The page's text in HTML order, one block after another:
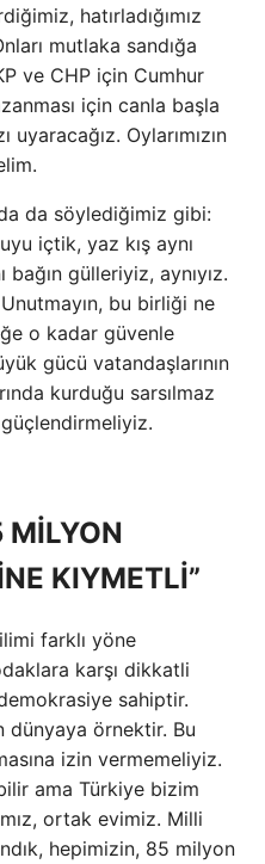
hatırladığımız
mutlaka sandığa
ve CHP için Cumhur
için canla başla
uyaracağız. Oylarımızın
da söylediğimiz gibi:
içtik, yaz kış aynı
gülleriyiz, aynıyız.
bu birliği ne
o kadar güvenle
gücü vatandaşlarının
kurduğu sarsılmaz
güçlendirmeliyiz.
MİLYON
KIYMETLİ”
farklı yöne
karşı dikkatli
sahiptir.
dünyaya örnektir. Bu
izin vermemeliyiz.
ama Türkiye bizim
ortak evimiz. Milli
hepimizin, 85 milyon